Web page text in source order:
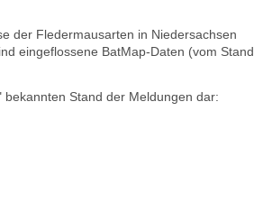
der Fledermausarten in Niedersachsen
eingeflossene BatMap-Daten (vom Stand
bekannten Stand der Meldungen dar: